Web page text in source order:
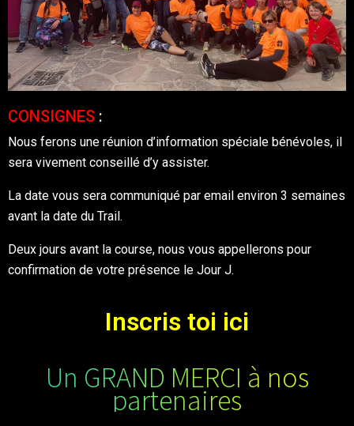
CONSIGNES :
Nous ferons une réunion d’information spéciale bénévoles, il
sera vivement conseillé d’y assister.
La date vous sera communiqué par email environ 3 semaines
avant la date du Trail.
Deux jours avant la course, nous vous appellerons pour
confirmation de votre présence le Jour J.
Inscris toi ici
Un GRAND MERCI à nos
partenaires